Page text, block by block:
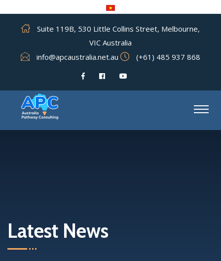
Suite 119B, 530 Little Collins Street, Melbourne,
VIC Australia
info@apcaustralia.net.au
(+61) 485 937 868
Latest News